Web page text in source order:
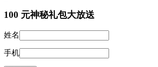
100 元神秘礼包大放送
姓名
手机